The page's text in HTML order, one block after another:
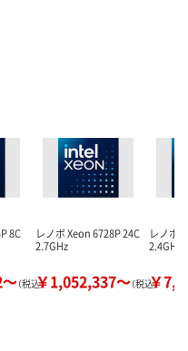
8C
（税込）
レノボ Xeon 6728P 24C
2.7GHz
￥1,052,337～（税込）
レノボ
2.4GHz
￥